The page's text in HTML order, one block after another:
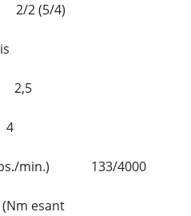
2/2 (5/4)
2,5
4
aps./min.) 133/4000
esant